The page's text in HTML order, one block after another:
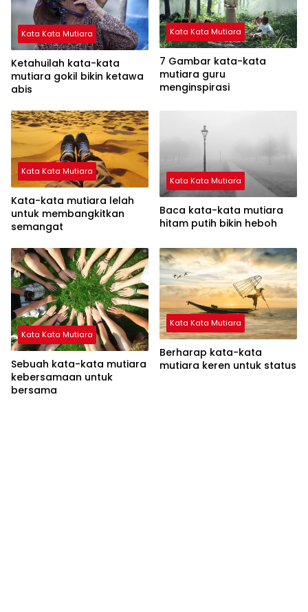
Kata Kata Mutiara
Ketahuilah kata-kata
mutiara gokil bikin ketawa
abis
Kata Kata Mutiara
7 Gambar kata-kata
mutiara guru
menginspirasi
Kata Kata Mutiara
Kata-kata mutiara lelah
untuk membangkitkan
semangat
Kata Kata Mutiara
Baca kata-kata mutiara
hitam putih bikin heboh
Kata Kata Mutiara
Sebuah kata-kata mutiara
kebersamaan untuk
bersama
Kata Kata Mutiara
Berharap kata-kata
mutiara keren untuk status